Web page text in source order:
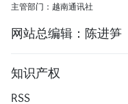
主管部门：越南通讯社
网站总编辑：陈进笋
知识产权
RSS